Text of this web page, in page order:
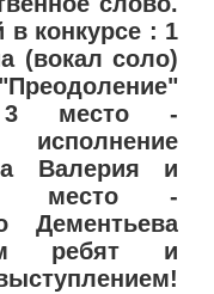
конкурсе : 1
(вокал соло)
3 место -
Валерия и
место -
Дементьева
ребят и